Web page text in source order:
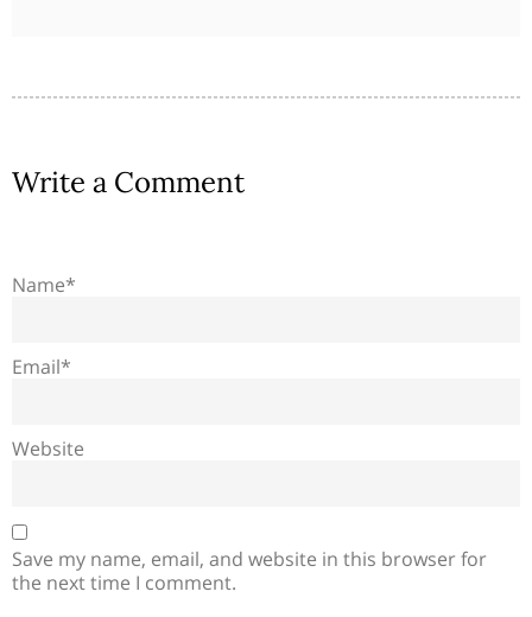
Write a Comment
Name*
Email*
Website
Save my name, email, and website in this browser for
the next time I comment.